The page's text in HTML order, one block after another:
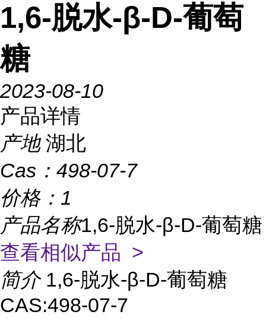
1,6-脱水-β-D-葡萄
糖
2023-08-10
产品详情
产地 湖北
Cas： 498-07-7
价格： 1
产品名称1,6-脱水-β-D-葡萄糖
查看相似产品 >
简介 1,6-脱水-β-D-葡萄糖
CAS:498-07-7